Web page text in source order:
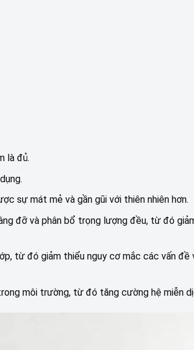
là đủ.
sự mát mẻ và gần gũi với thiên nhiên hơn.
đỡ và phân bổ trọng lượng đều, từ đó
từ đó giảm thiểu nguy cơ mắc các vấn
môi trường, từ đó tăng cường hệ miễn